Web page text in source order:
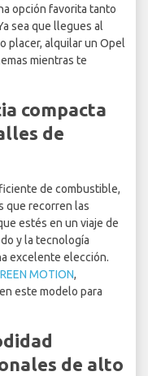
opción favorita tanto
sea que llegues al
placer, alquilar un Opel
mientras te
compacta
de
de combustible,
que recorren las
estés en un viaje de
y la tecnología
excelente elección.
MOTION,
este modelo para
de alto